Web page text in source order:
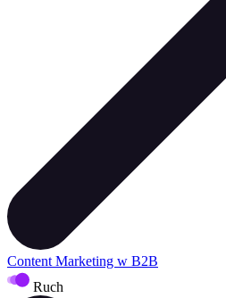
Content Marketing w B2B
Ruch